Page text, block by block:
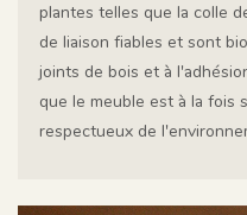
plantes telles que la colle
de liaison fiables et sont
joints de bois et à
que le meuble est à la fois
respectueux de